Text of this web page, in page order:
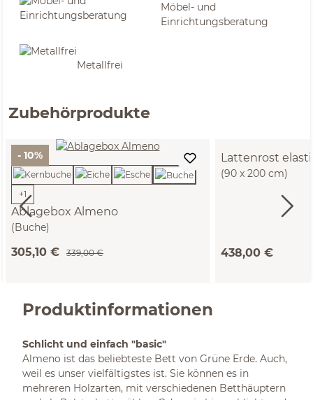
Möbel- und
Einrichtungsberatung
Metallfrei
Zubehörprodukte
- 10%
Ablagebox Almeno
(Buche)
+1
305,10 € 339,00 €
Lattenrost
(90 x 200 cm)
438,00 €
Produktinformationen
Schlicht und einfach "basic"
Almeno ist das beliebteste Bett von Grüne Erde. Auch,
weil es unser vielfältigstes ist. Sie können es in
mehreren Holzarten, mit verschiedenen Betthäuptern